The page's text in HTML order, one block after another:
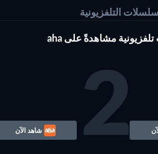
فلاتر في الوقت ذاته. أي مثلاً مجموعة من مختلف
على صفحة المحتوى الرائج وصفحة نتائج البحث.
التلفزيونية
2 شاهد الآن